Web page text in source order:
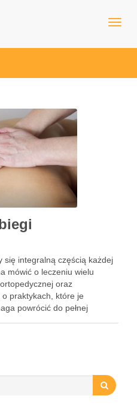
się integralną częścią każdej
mówić o leczeniu wielu
oraz
praktykach, które je
powrócić do pełnej